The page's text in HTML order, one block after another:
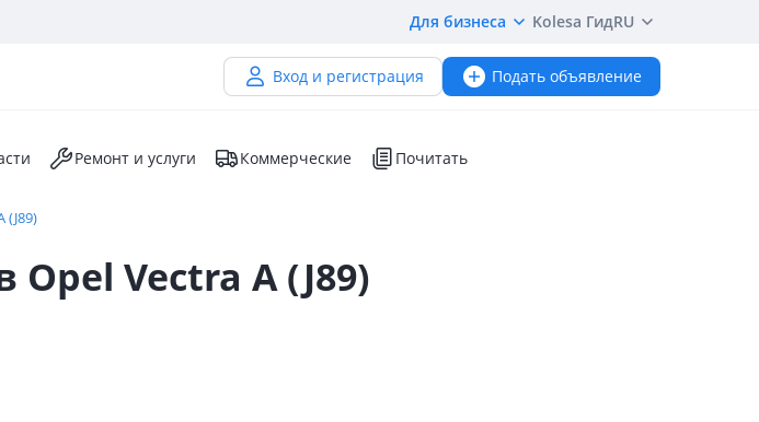
Для бизнеса Kolesa ГидRU
Вход и регистрация Подать объявление
Ремонт и услуги Коммерческие Почитать
(J89)
Vectra A (J89)